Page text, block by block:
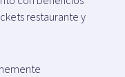
restaurante y